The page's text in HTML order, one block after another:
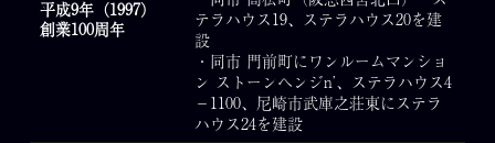
平成9年（1997）
創業100周年
テラハウス19、ステラハウス20を建
設
・同市 門前町にワンルームマンショ
ン ストーンヘンジn’、ステラハウス4
－1100、尼崎市武庫之荘東にステラ
ハウス24を建設